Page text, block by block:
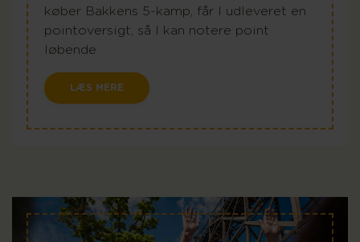
køber Bakkens 5-kamp, får I udleveret en
pointoversigt, så I kan notere point
løbende
LÆS MERE